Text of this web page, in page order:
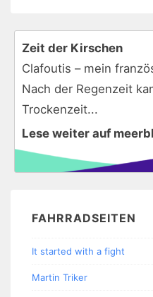
Zeit der Kirschen
Clafoutis – mein
Nach der Regenzeit
Trockenzeit...
Lese weiter auf
FAHRRADSEITEN
It started with a fight
Martin Triker